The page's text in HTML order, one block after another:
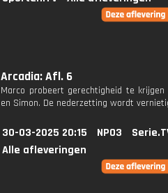
Arcadia: Afl. 6
Marco probeert gerechtigheid te krijgen
en Simon. De nederzetting wordt
30-03-2025 20:15 NPO3
Alle afleveringen